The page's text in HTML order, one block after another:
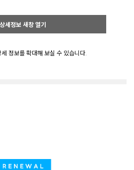
상세정보 새창 열기
세 정보를 확대해 보실 수 있습니다.